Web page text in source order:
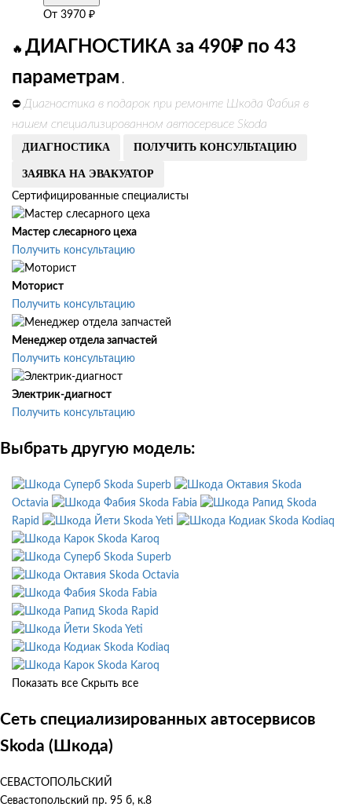
От 3970 ₽
🔥 ДИАГНОСТИКА за 490₽ по 43
параметрам .
⛔ Диагностика в подарок при ремонте Шкода Фабия в
нашем специализированном автосервисе Skoda
ДИАГНОСТИКА ПОЛУЧИТЬ КОНСУЛЬТАЦИЮ
ЗАЯВКА НА ЭВАКУАТОР
Сертифицированные специалисты
Мастер слесарного цеха
Получить консультацию
Моторист
Получить консультацию
Менеджер отдела запчастей
Получить консультацию
Электрик-диагност
Получить консультацию
Выбрать другую модель:
Skoda Superb
Skoda
Octavia
Skoda Fabia
Skoda
Rapid
Skoda Yeti
Skoda Kodiaq
Skoda Karoq
Skoda Superb
Skoda Octavia
Skoda Fabia
Skoda Rapid
Skoda Yeti
Skoda Kodiaq
Skoda Karoq
Показать все Скрыть все
Сеть специализированных автосервисов
Skoda (Шкода)
СЕВАСТОПОЛЬСКИЙ
Севастопольский пр. 95 б, к.8